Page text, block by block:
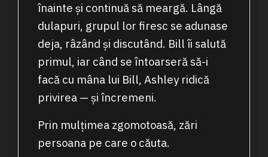
înainte și continuă să meargă. Lângă
dulapuri, grupul lor firesc se adunase
deja, râzând și discutând. Bill îi salută
primul, iar când se întoarseră să-i
facă cu mâna lui Bill, Ashley ridică
privirea — și încremeni.
Prin mulțimea zgomotoasă, zări
persoana pe care o căuta.